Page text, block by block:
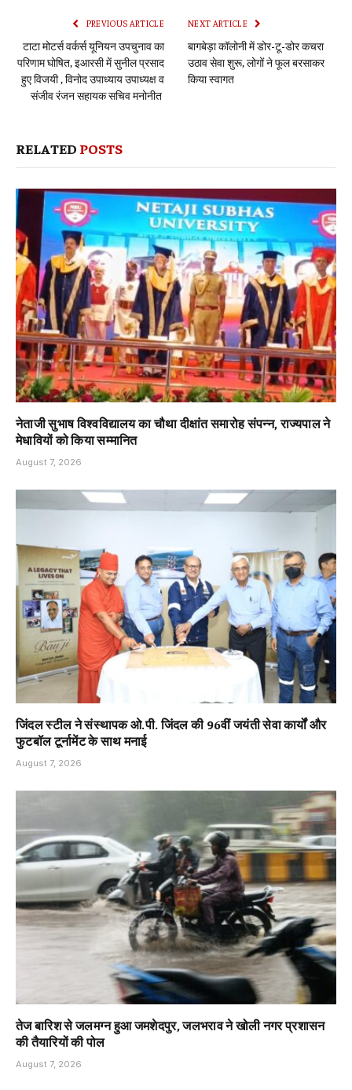
PREVIOUS ARTICLE
टाटा मोटर्स वर्कर्स यूनियन उपचुनाव का
परिणाम घोषित, इआरसी में सुनील प्रसाद
हुए विजयी , विनोद उपाध्याय उपाध्यक्ष व
संजीव रंजन सहायक सचिव मनोनीत
NEXT ARTICLE
बागबेड़ा कॉलोनी में डोर-टू-डोर कचरा
उठाव सेवा शुरू, लोगों ने फूल बरसाकर
किया स्वागत
RELATED POSTS
नेताजी सुभाष विश्वविद्यालय का चौथा दीक्षांत समारोह संपन्न, राज्यपाल ने
मेधावियों को किया सम्मानित
August 7, 2026
जिंदल स्टील ने संस्थापक ओ.पी. जिंदल की 96वीं जयंती सेवा कार्यों और
फुटबॉल टूर्नामेंट के साथ मनाई
August 7, 2026
तेज बारिश से जलमग्न हुआ जमशेदपुर, जलभराव ने खोली नगर प्रशासन
की तैयारियों की पोल
August 7, 2026